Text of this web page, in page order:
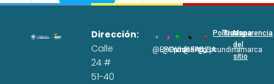
Dirección:
Calle
24 #
51-40
@EPCundi
@Epcundi
WhatsApp
@EPC_SA
@Epcundinamarca
Políticas
Transparencia
Mapa
del
sitio